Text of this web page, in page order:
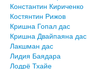
Константин Кириченко
Костянтин Рижов
Кришна Гопал дас
Кришна Двайпаяна дас
Лакшман дас
Лидия Баядара
Лодрё Тхайе